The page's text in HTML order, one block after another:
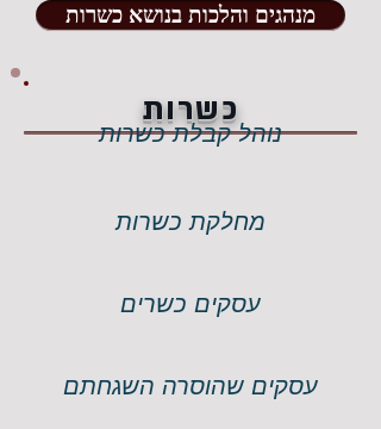
מנהגים והלכות בנושא כשרות
כשרות
נוהל קבלת כשרות
מחלקת כשרות
עסקים כשרים
עסקים שהוסרה השגחתם